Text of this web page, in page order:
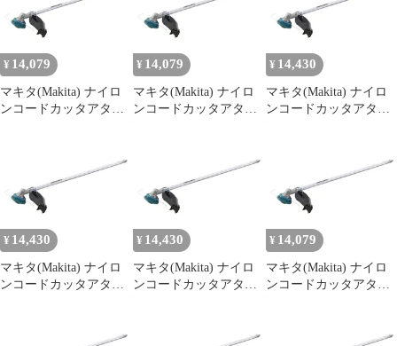
¥ 14,079
マキタ(Makita) ナイロ
ンコードカッタアタッ
¥ 14,079
マキタ(Makita) ナイロ
ンコードカッタアタッ
¥ 14,430
マキタ(Makita) ナイロ
ンコードカッタアタッ
¥ 14,430
マキタ(Makita) ナイロ
ンコードカッタアタッ
¥ 14,430
マキタ(Makita) ナイロ
ンコードカッタアタッ
¥ 14,079
マキタ(Makita) ナイロ
ンコードカッタアタッ